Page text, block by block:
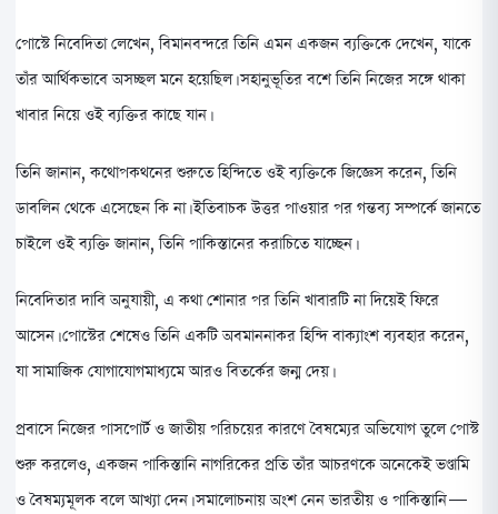
পোস্টে নিবেদিতা লেখেন, বিমানবন্দরে তিনি এমন একজন ব্যক্তিকে দেখেন, যাকে
তাঁর আর্থিকভাবে অসচ্ছল মনে হয়েছিল। সহানুভূতির বশে তিনি নিজের সঙ্গে থাকা
খাবার নিয়ে ওই ব্যক্তির কাছে যান।
তিনি জানান, কথোপকথনের শুরুতে হিন্দিতে ওই ব্যক্তিকে জিজ্ঞেস করেন, তিনি
ডাবলিন থেকে এসেছেন কি না। ইতিবাচক উত্তর পাওয়ার পর গন্তব্য সম্পর্কে জানতে
চাইলে ওই ব্যক্তি জানান, তিনি পাকিস্তানের করাচিতে যাচ্ছেন।
নিবেদিতার দাবি অনুযায়ী, এ কথা শোনার পর তিনি খাবারটি না দিয়েই ফিরে
আসেন। পোস্টের শেষেও তিনি একটি অবমাননাকর হিন্দি বাক্যাংশ ব্যবহার করেন,
যা সামাজিক যোগাযোগমাধ্যমে আরও বিতর্কের জন্ম দেয়।
প্রবাসে নিজের পাসপোর্ট ও জাতীয় পরিচয়ের কারণে বৈষম্যের অভিযোগ তুলে পোস্ট
শুরু করলেও, একজন পাকিস্তানি নাগরিকের প্রতি তাঁর আচরণকে অনেকেই ভণ্ডামি
ও বৈষম্যমূলক বলে আখ্যা দেন। সমালোচনায় অংশ নেন ভারতীয় ও পাকিস্তানি—